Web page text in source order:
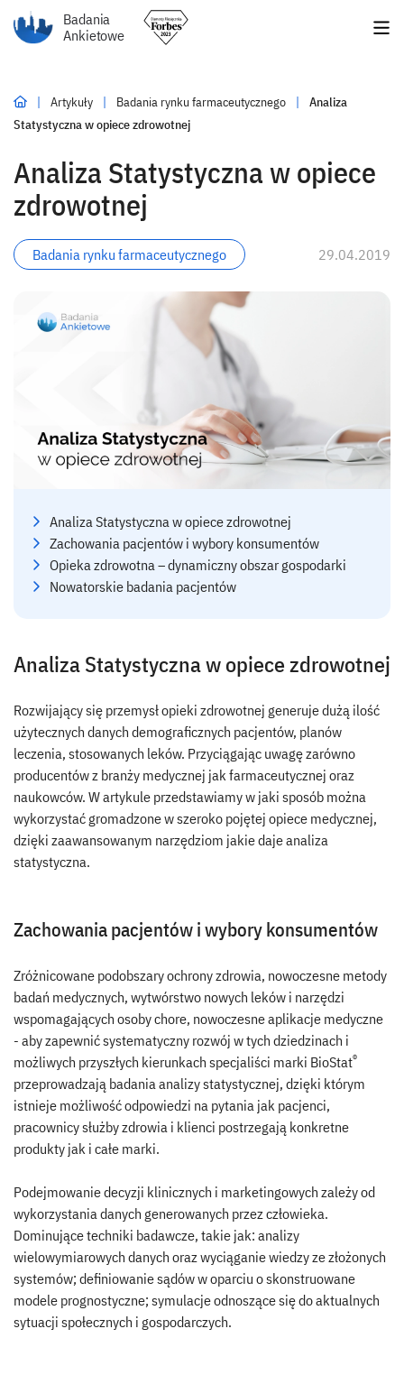
Badania
Ankietowe
| Artykuły | Badania rynku farmaceutycznego |
Analiza
Statystyczna w opiece zdrowotnej
Analiza Statystyczna w opiece
zdrowotnej
Badania rynku farmaceutycznego 29.04.2019
Analiza Statystyczna w opiece zdrowotnej
Zachowania pacjentów i wybory konsumentów
Opieka zdrowotna – dynamiczny obszar gospodarki
Nowatorskie badania pacjentów
Analiza Statystyczna w opiece zdrowotnej
Rozwijający się przemysł opieki zdrowotnej generuje dużą ilość
użytecznych danych demograficznych pacjentów, planów
leczenia, stosowanych leków. Przyciągając uwagę zarówno
producentów z branży medycznej jak farmaceutycznej oraz
naukowców. W artykule przedstawiamy w jaki sposób można
wykorzystać gromadzone w szeroko pojętej opiece medycznej,
dzięki zaawansowanym narzędziom jakie daje analiza
statystyczna.
Zachowania pacjentów i wybory konsumentów
Zróżnicowane podobszary ochrony zdrowia, nowoczesne metody
badań medycznych, wytwórstwo nowych leków i narzędzi
wspomagających osoby chore, nowoczesne aplikacje medyczne
- aby zapewnić systematyczny rozwój w tych dziedzinach i
możliwych przyszłych kierunkach specjaliści marki BioStat®
przeprowadzają badania analizy statystycznej, dzięki którym
istnieje możliwość odpowiedzi na pytania jak pacjenci,
pracownicy służby zdrowia i klienci postrzegają konkretne
produkty jak i całe marki.
Podejmowanie decyzji klinicznych i marketingowych zależy od
wykorzystania danych generowanych przez człowieka.
Dominujące techniki badawcze, takie jak: analizy
wielowymiarowych danych oraz wyciąganie wiedzy ze złożonych
systemów; definiowanie sądów w oparciu o skonstruowane
modele prognostyczne; symulacje odnoszące się do aktualnych
sytuacji społecznych i gospodarczych.